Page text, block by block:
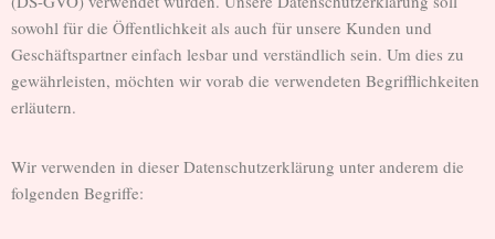
sowohl für die Öffentlichkeit als auch für unsere Kunden und
Geschäftspartner einfach lesbar und verständlich sein. Um dies zu
gewährleisten, möchten wir vorab die verwendeten Begrifflichkeiten
erläutern.
Wir verwenden in dieser Datenschutzerklärung unter anderem die
folgenden Begriffe: